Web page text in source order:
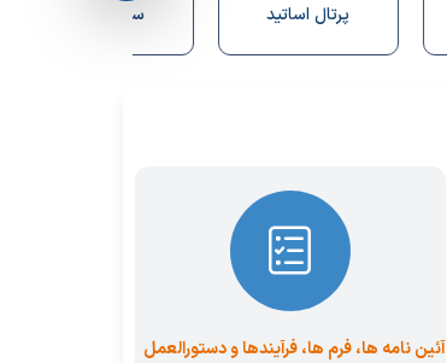
آئین نامه ها، فرم ها، فرآیندها و دستورالعمل